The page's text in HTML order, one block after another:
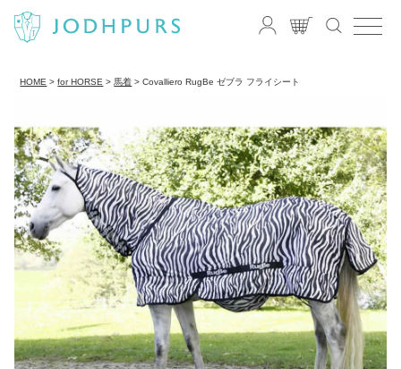
HOME for HORSE 馬着 Covalliero RugBe ゼブラ フライシート